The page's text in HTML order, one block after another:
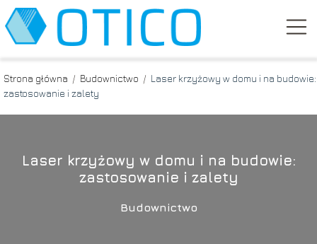
Strona główna / Budownictwo / Laser krzyżowy w domu i na budowie:
zastosowanie i zalety
Laser krzyżowy w domu i na budowie:
zastosowanie i zalety
Budownictwo